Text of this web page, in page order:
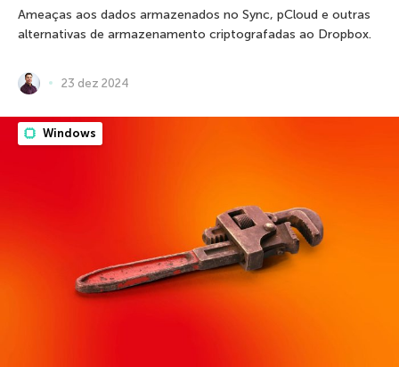
Ameaças aos dados armazenados no Sync, pCloud e outras
alternativas de armazenamento criptografadas ao Dropbox.
23 dez 2024
Windows